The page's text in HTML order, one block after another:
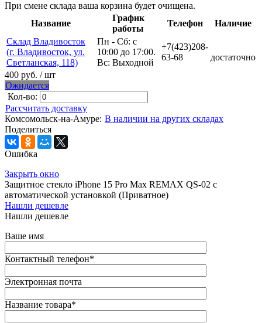
При смене склада ваша корзина будет очищена.
Название
График
работы
Телефон
Наличие
Склад Владивосток
(г. Владивосток, ул.
Светланская, 118)
Пн - Сб: с
10:00 до 17:00.
Вс: Выходной
+7(423)208-
63-68
достаточно
400 руб. / шт
Ожидается
Кол-во:
Рассчитать доставку
Комсомольск-на-Амуре: В наличии на других складах
Поделиться
Ошибка
Закрыть окно
Защитное стекло iPhone 15 Pro Max REMAX QS-02 с
автоматической установкой (Приватное)
Нашли дешевле
Нашли дешевле
Ваше имя
Контактный телефон*
Электронная почта
Название товара*